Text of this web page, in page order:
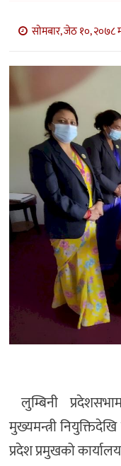
अन्तर्वार्ता
मनोरञ्जन
प्रविधि
भिडियो
सोमबार, जेठ १०, २०७८
लुम्बिनी
मुख्यमन्त्री
प्रदेश प्रमुखको